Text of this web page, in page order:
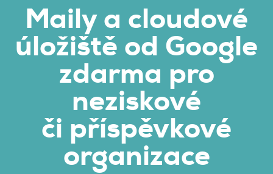
Maily a cloudové
úložiště od Google
zdarma pro
neziskové
či příspěvkové
organizace